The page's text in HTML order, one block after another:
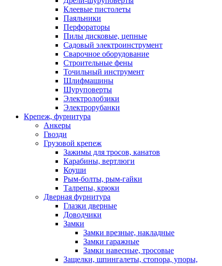
Клеевые пистолеты
Паяльники
Перфораторы
Пилы дисковые, цепные
Садовый электроинструмент
Сварочное оборудование
Строительные фены
Точильный инструмент
Шлифмашины
Шуруповерты
Электролобзики
Электрорубанки
Крепеж, фурнитура
Анкеры
Гвозди
Грузовой крепеж
Зажимы для тросов, канатов
Карабины, вертлюги
Коуши
Рым-болты, рым-гайки
Талрепы, крюки
Дверная фурнитура
Глазки дверные
Доводчики
Замки
Замки врезные, накладные
Замки гаражные
Замки навесные, тросовые
Защелки, шпингалеты, стопора, упоры,